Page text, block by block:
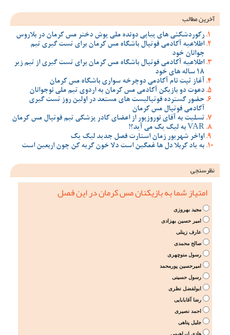
آخرین مطالب
رکوردشکنی های پیاپی دونده ملی پوش دختر مس کرمان در بلاروس
اطلاعیه آکادمی فوتبال باشگاه مس کرمان برای تست گیری تیم
جوانان خود
اطلاعیه آکادمی فوتبال باشگاه مس کرمان برای تست گیری از تیم زیر
18 ساله های خود
آغاز ثبت نام آکادمی دوچرخه سواری باشگاه مس کرمان
دعوت دو بازیکن آکادمی مس کرمان به اردوی تیم ملی نوجوانان
حضور گسترده فوتبالیست های مستعد در اولین روز تست گیری
آکادمی فوتبال مس کرمان
تسلیت به آقای نوروزپور از اعضای کادر پزشکی تیم فوتبال مس کرمان
VAR به لیگ یک می آید؟!
اواخر شهریور زمان استارت فصل جدید لیگ یک
به یاد کربلا دل ها غمگین است دلا خون گریه کن چون اربعین است
نظرسنجی
امتیاز شما به بازیکنان مس کرمان در این فصل
مجید بهروزی
امیر حسین بهزادی
عارف زینلی
صالح محمدی
رسول منوچهری
امیرحسین پورمحمد
رسول حسینی
ابولفضل نظری
رضا آقابابایی
احمد نصیری
جلیل پناهی